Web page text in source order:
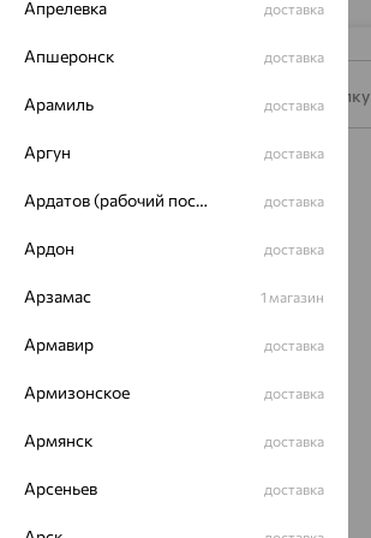
Подписаться на рассылку
О нас
Магазины и доставка г. Липецк
еще 3
Другие города
Апрелевка доставка
Апшеронск доставка
Арамиль доставка
Аргун доставка
Ардатов (рабочий поселок) доставка
Ардон доставка
Арзамас 1 магазин
Армавир доставка
Армизонское доставка
Армянск доставка
Арсеньев доставка